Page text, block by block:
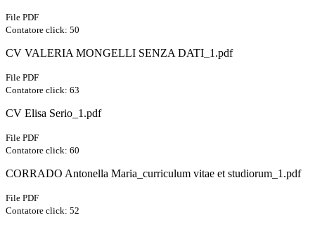
File PDF
Contatore click: 50
CV VALERIA MONGELLI SENZA DATI_1.pdf
File PDF
Contatore click: 63
CV Elisa Serio_1.pdf
File PDF
Contatore click: 60
CORRADO Antonella Maria_curriculum vitae et studiorum_1.pdf
File PDF
Contatore click: 52